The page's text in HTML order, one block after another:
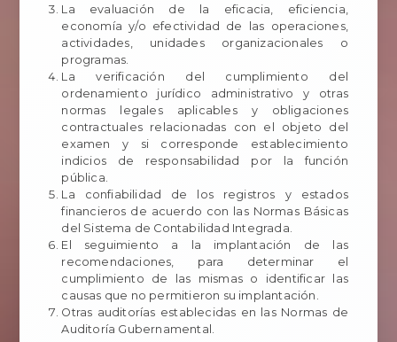
La evaluación de la eficacia, eficiencia,
economía y/o efectividad de las operaciones,
actividades, unidades organizacionales o
programas.
La verificación del cumplimiento del
ordenamiento jurídico administrativo y otras
normas legales aplicables y obligaciones
contractuales relacionadas con el objeto del
examen y si corresponde establecimiento
indicios de responsabilidad por la función
pública.
La confiabilidad de los registros y estados
financieros de acuerdo con las Normas Básicas
del Sistema de Contabilidad Integrada.
El seguimiento a la implantación de las
recomendaciones, para determinar el
cumplimiento de las mismas o identificar las
causas que no permitieron su implantación.
Otras auditorías establecidas en las Normas de
Auditoría Gubernamental.